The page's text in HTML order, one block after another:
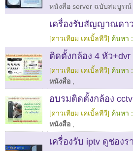
หนังสือ server ฉบับสมบูรณ์
เครื่องรับสัญญาณดา
[ดาวเทียม เคเบิ้ลทีวี] ค้นหา :
ติดตั้งกล้อง 4 หัว
[ดาวเทียม เคเบิ้ลทีวี] ค้นหา :
หนังสือ
อบรมติดตั้งกล้อง
[ดาวเทียม เคเบิ้ลทีวี] ค้นหา :
หนังสือ
เครื่องรับ iptv ดูช่อง